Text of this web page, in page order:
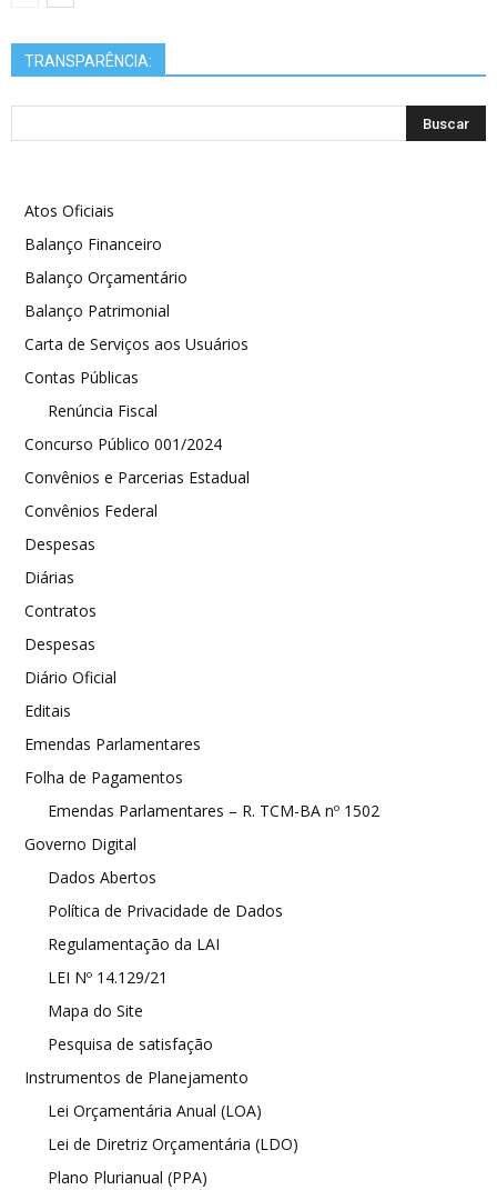
TRANSPARÊNCIA:
Atos Oficiais
Balanço Financeiro
Balanço Orçamentário
Balanço Patrimonial
Carta de Serviços aos Usuários
Contas Públicas
Renúncia Fiscal
Concurso Público 001/2024
Convênios e Parcerias Estadual
Convênios Federal
Despesas
Diárias
Contratos
Despesas
Diário Oficial
Editais
Emendas Parlamentares
Folha de Pagamentos
Emendas Parlamentares – R. TCM-BA nº 1502
Governo Digital
Dados Abertos
Política de Privacidade de Dados
Regulamentação da LAI
LEI Nº 14.129/21
Mapa do Site
Pesquisa de satisfação
Instrumentos de Planejamento
Lei Orçamentária Anual (LOA)
Lei de Diretriz Orçamentária (LDO)
Plano Plurianual (PPA)